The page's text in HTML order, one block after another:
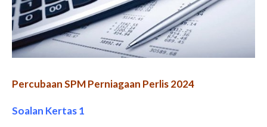
Percubaan SPM Perniagaan Perlis 2024
Soalan Kertas 1